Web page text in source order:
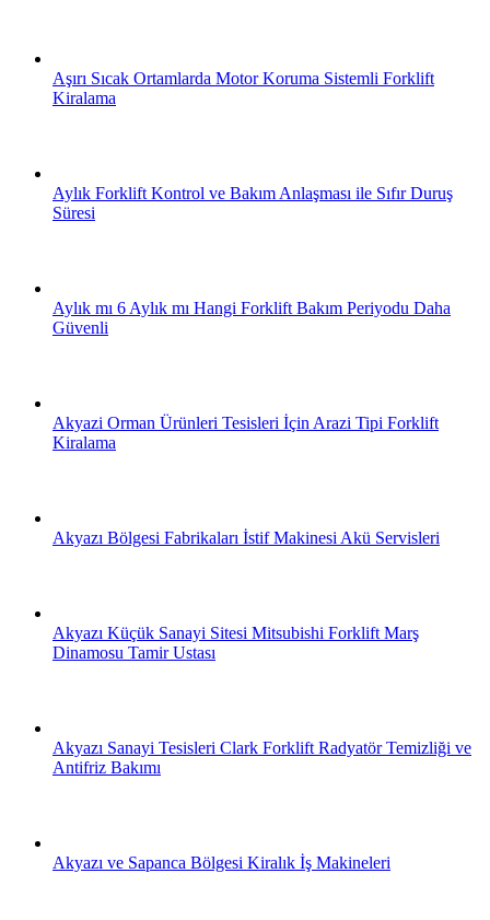
Aşırı Sıcak Ortamlarda Motor Koruma Sistemli Forklift
Kiralama
Aylık Forklift Kontrol ve Bakım Anlaşması ile Sıfır Duruş
Süresi
Aylık mı 6 Aylık mı Hangi Forklift Bakım Periyodu Daha
Güvenli
Akyazi Orman Ürünleri Tesisleri İçin Arazi Tipi Forklift
Kiralama
Akyazı Bölgesi Fabrikaları İstif Makinesi Akü Servisleri
Akyazı Küçük Sanayi Sitesi Mitsubishi Forklift Marş
Dinamosu Tamir Ustası
Akyazı Sanayi Tesisleri Clark Forklift Radyatör Temizliği ve
Antifriz Bakımı
Akyazı ve Sapanca Bölgesi Kiralık İş Makineleri